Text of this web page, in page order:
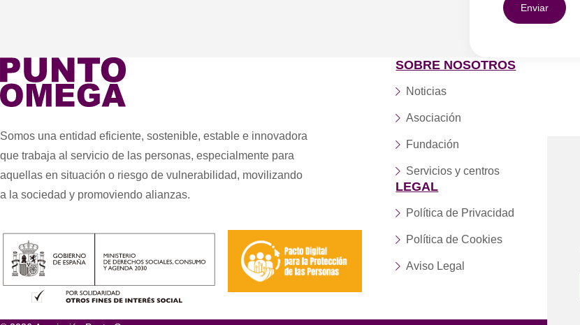
Somos una entidad eficiente, sostenible, estable e innovadora
que trabaja al servicio de las personas, especialmente para
aquellas en situación o riesgo de vulnerabilidad, movilizando
a la sociedad y promoviendo alianzas.
SOBRE NOSOTROS
Noticias
Asociación
Fundación
Servicios y centros
LEGAL
Política de Privacidad
Política de Cookies
Aviso Legal